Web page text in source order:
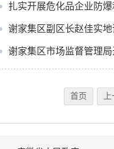
扎实开展危化品企业防
谢家集区副区长赵佳实
谢家集区市场监督管理
首页